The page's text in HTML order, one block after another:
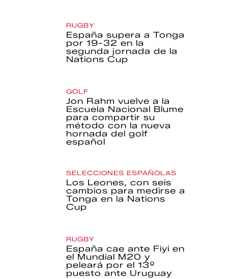
RUGBY
España supera a Tonga
por 19-32 en la
segunda jornada de la
Nations Cup
GOLF
Jon Rahm vuelve a la
Escuela Nacional Blume
para compartir su
método con la nueva
hornada del golf
español
SELECCIONES ESPAÑOLAS
Los Leones, con seis
cambios para medirse a
Tonga en la Nations
Cup
RUGBY
España cae ante Fiyi en
el Mundial M20 y
peleará por el 13º
puesto ante Uruguay